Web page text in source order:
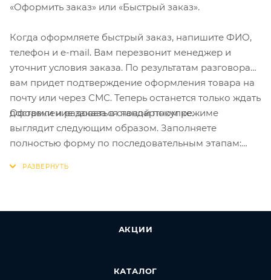
«Оформить заказ» или «Быстрый заказ».
Когда оформляете быстрый заказ, напишите ФИО,
телефон и e-mail. Вам перезвонит менеджер и
уточнит условия заказа. По результатам разговора
вам придет подтверждение оформления товара на
почту или через СМС. Теперь останется только ждать
доставки и радоваться новой покупке.
Оформление заказа в стандартном режиме
выглядит следующим образом. Заполняете
полностью форму по последовательным этапам:
АКЦИИ
КАТАЛОГ